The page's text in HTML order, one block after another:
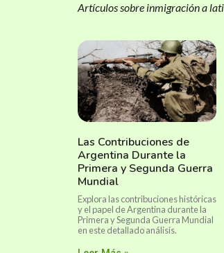
Artículos sobre inmigración a
Las Contribuciones de
Argentina Durante la
Primera y Segunda Guerra
Mundial
Explora las contribuciones históricas
y el papel de Argentina durante la
Primera y Segunda Guerra Mundial
en este detallado análisis.